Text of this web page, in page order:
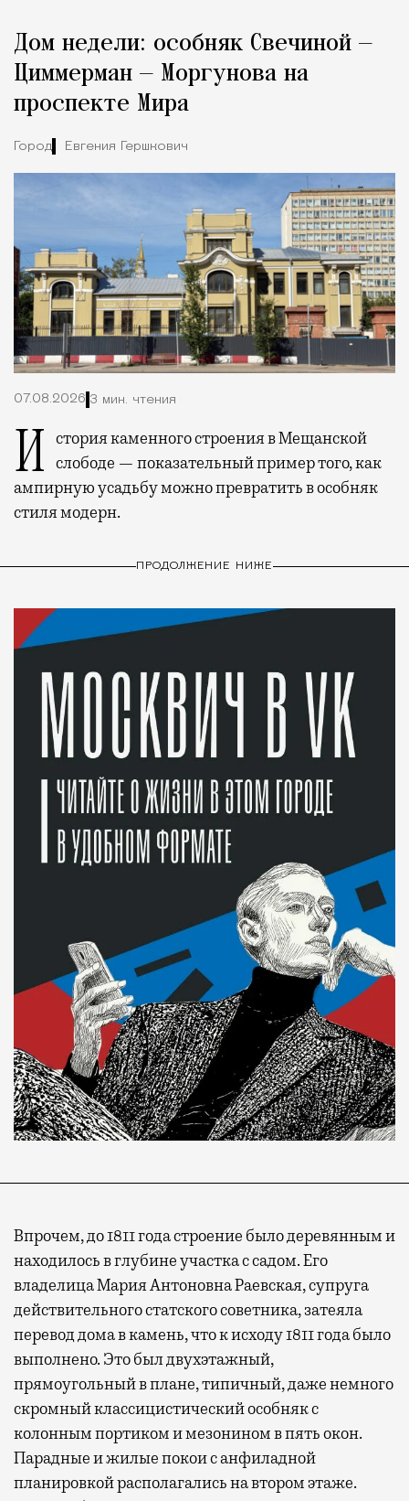
Город
Дом недели: особняк Свечиной —
Циммерман — Моргунова на
проспекте Мира
Город Евгения Гершкович
07.08.2026 3 мин. чтения
История каменного строения в Мещанской слободе — показательный пример того, как
ампирную усадьбу можно превратить в особняк
стиля модерн.
ПРОДОЛЖЕНИЕ НИЖЕ
Впрочем, до 1811 года строение было деревянным и
находилось в глубине участка с садом. Его
владелица Мария Антоновна Раевская, супруга
действительного статского советника, затеяла
перевод дома в камень, что к исходу 1811 года было
выполнено. Это был двухэтажный,
прямоугольный в плане, типичный, даже немного
скромный классицистический особняк с
колонным портиком и мезонином в пять окон.
Парадные и жилые покои с анфиладной
планировкой располагались на втором этаже.